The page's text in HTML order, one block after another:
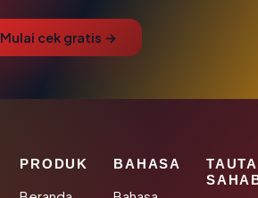
Mulai cek gratis →
PRODUK BAHASA